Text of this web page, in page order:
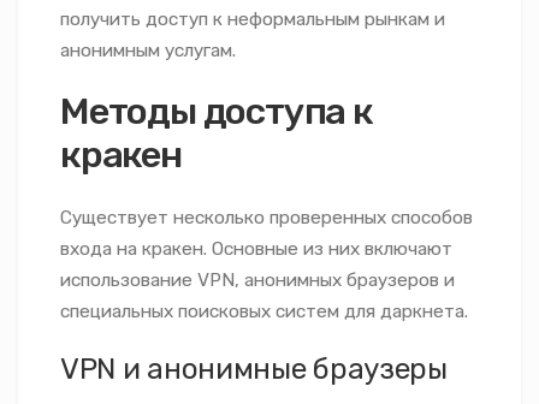
получить доступ к неформальным рынкам и
анонимным услугам.
Методы доступа к
кракен
Существует несколько проверенных способов
входа на кракен. Основные из них включают
использование VPN, анонимных браузеров и
специальных поисковых систем для даркнета.
VPN и анонимные браузеры